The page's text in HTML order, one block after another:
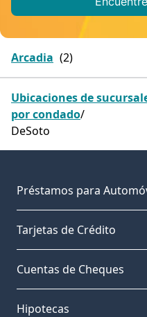
Arcadia
Ubicaciones de
por condado/
DeSoto
Préstamos para
Tarjetas de Crédito
Cuentas de Cheques
Hipotecas